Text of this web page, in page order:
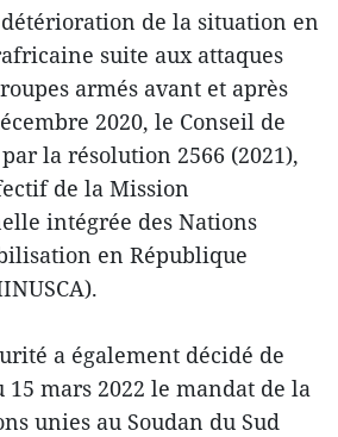
de la situation en
suite aux attaques
armés avant et après
2020, le Conseil de
la résolution 2566 (2021),
de la Mission
intégrée des Nations
en République
a également décidé de
15 mars 2022 le mandat de la
unies au Soudan du Sud